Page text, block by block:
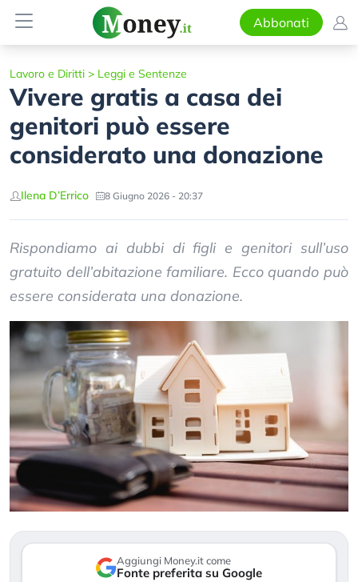
Abbonati
Lavoro e Diritti > Leggi e Sentenze
Vivere gratis a casa dei
genitori può essere
considerato una donazione
Ilena D’Errico 8 Giugno 2026 - 20:37
Rispondiamo ai dubbi di figli e genitori sull’uso
gratuito dell’abitazione familiare. Ecco quando può
essere considerata una donazione.
Aggiungi Money.it come
Fonte preferita su Google